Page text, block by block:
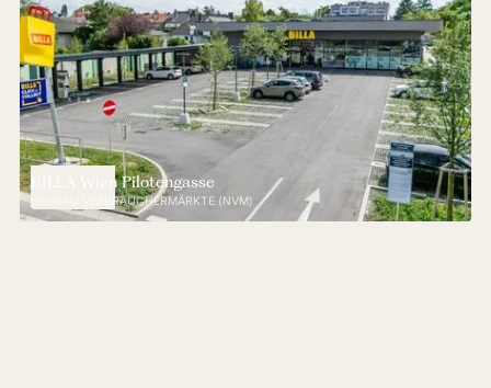
BILLA Wien Pilotengasse
NEUBAU VERBRAUCHERMÄRKTE (NVM)